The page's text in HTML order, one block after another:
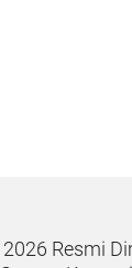
Resmi